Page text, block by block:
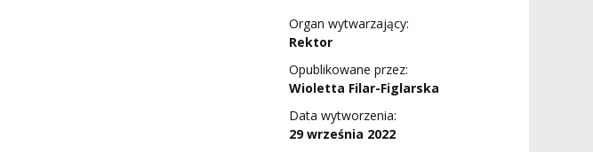
Organ wytwarzający:
Rektor
Opublikowane przez:
Wioletta Filar-Figlarska
Data wytworzenia:
29 września 2022